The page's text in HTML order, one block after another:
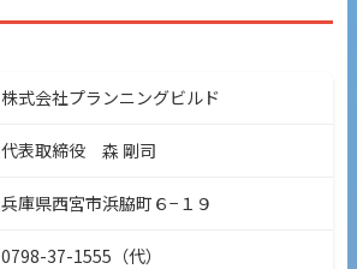
株式会社プランニングビルド
代表取締役 森 剛司
兵庫県西宮市浜脇町６−１９
0798-37-1555（代）